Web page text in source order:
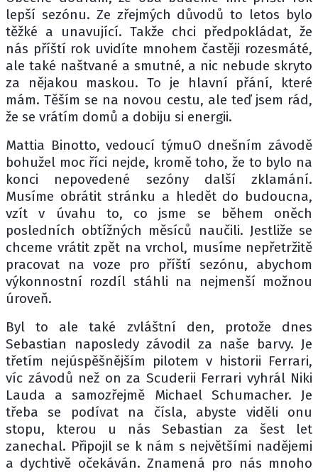
lepší sezónu. Ze zřejmých důvodů to letos bylo
těžké a unavující. Takže chci předpokládat, že
nás příští rok uvidíte mnohem častěji rozesmáté,
ale také naštvané a smutné, a nic nebude skryto
za nějakou maskou. To je hlavní přání, které
mám. Těším se na novou cestu, ale teď jsem rád,
že se vrátím domů a dobiju si energii.
Mattia Binotto, vedoucí týmuO dnešním závodě
bohužel moc říci nejde, kromě toho, že to bylo na
konci nepovedené sezóny další zklamání.
Musíme obrátit stránku a hledět do budoucna,
vzít v úvahu to, co jsme se během oněch
posledních obtížných měsíců naučili. Jestliže se
chceme vrátit zpět na vrchol, musíme nepřetržitě
pracovat na voze pro příští sezónu, abychom
výkonnostní rozdíl stáhli na nejmenší možnou
úroveň.
Byl to ale také zvláštní den, protože dnes
Sebastian naposledy závodil za naše barvy. Je
třetím nejúspěšnějším pilotem v historii Ferrari,
víc závodů než on za Scuderii Ferrari vyhrál Niki
Lauda a samozřejmě Michael Schumacher. Je
třeba se podívat na čísla, abyste viděli onu
stopu, kterou u nás Sebastian za šest let
zanechal. Připojil se k nám s největšími nadějemi
a dychtivě očekáván. Znamená pro nás mnoho